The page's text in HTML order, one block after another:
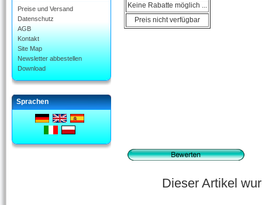
Preise und Versand
Datenschutz
AGB
Kontakt
Site Map
Newsletter abbestellen
Download
Sprachen
Keine Rabatte möglich ...
Preis nicht verfügbar
Dieser Artikel